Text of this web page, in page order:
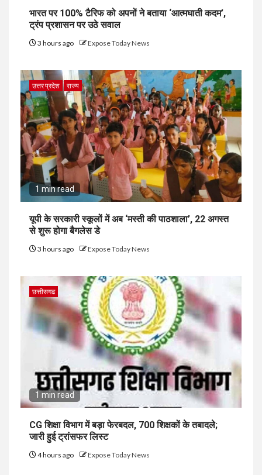
भारत पर 100% टैरिफ को अपनों ने बताया ‘आत्मघाती कदम’,
ट्रंप प्रशासन पर उठे सवाल
3 hours ago Expose Today News
उत्तर प्रदेश राज्य
1 min read
यूपी के सरकारी स्कूलों में अब ‘मस्ती की पाठशाला’, 22 अगस्त
से शुरू होगा बैगलेस डे
3 hours ago Expose Today News
छत्तीसगढ
1 min read
CG शिक्षा विभाग में बड़ा फेरबदल, 700 शिक्षकों के तबादले;
जारी हुई ट्रांसफर लिस्ट
4 hours ago Expose Today News